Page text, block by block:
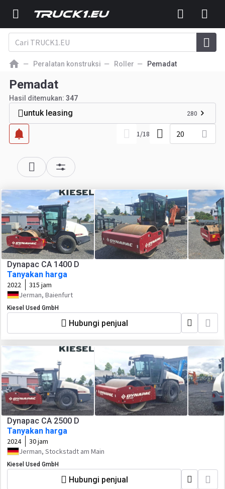
Peralatan konstruksi Roller Pemadat
Pemadat
Hasil ditemukan: 347
untuk leasing 280
1/18 20
Dynapac CA 1400 D
Tanyakan harga
2022
315 jam
Jerman, Baienfurt
Kiesel Used GmbH
Hubungi penjual
Dynapac CA 2500 D
Tanyakan harga
2024
30 jam
Jerman, Stockstadt am Main
Kiesel Used GmbH
Hubungi penjual